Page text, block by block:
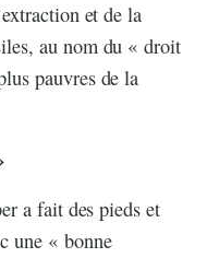
et de la
au nom du « droit
pauvres de la
a fait des pieds et
une « bonne